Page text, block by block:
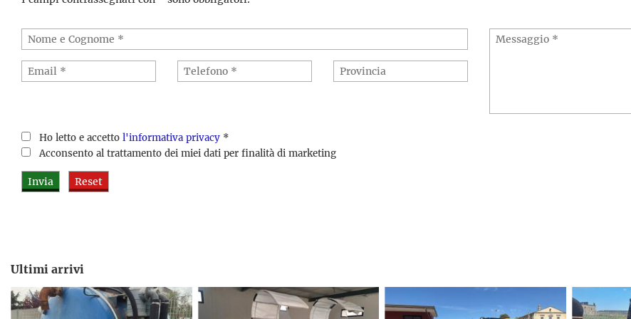
Ho letto e accetto l'informativa privacy *
Acconsento al trattamento dei miei dati per finalità di marketing
Ultimi arrivi